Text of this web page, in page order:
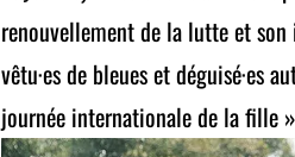
renouvellement de la lutte et
vêtu·es de bleues et
journée internationale de la fille